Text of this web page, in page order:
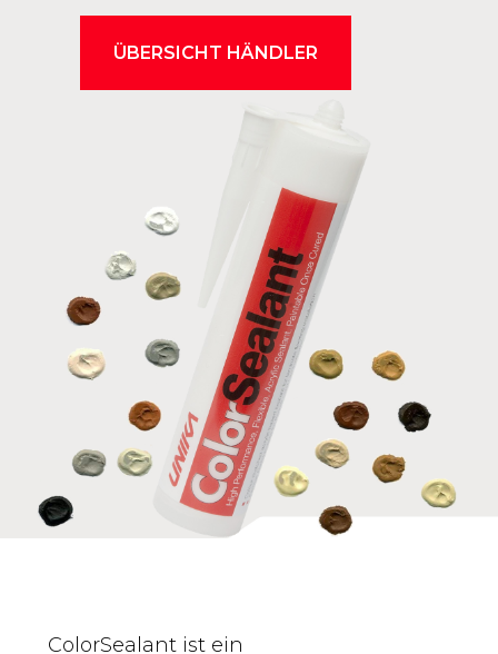
ÜBERSICHT HÄNDLER
ColorSealant ist ein